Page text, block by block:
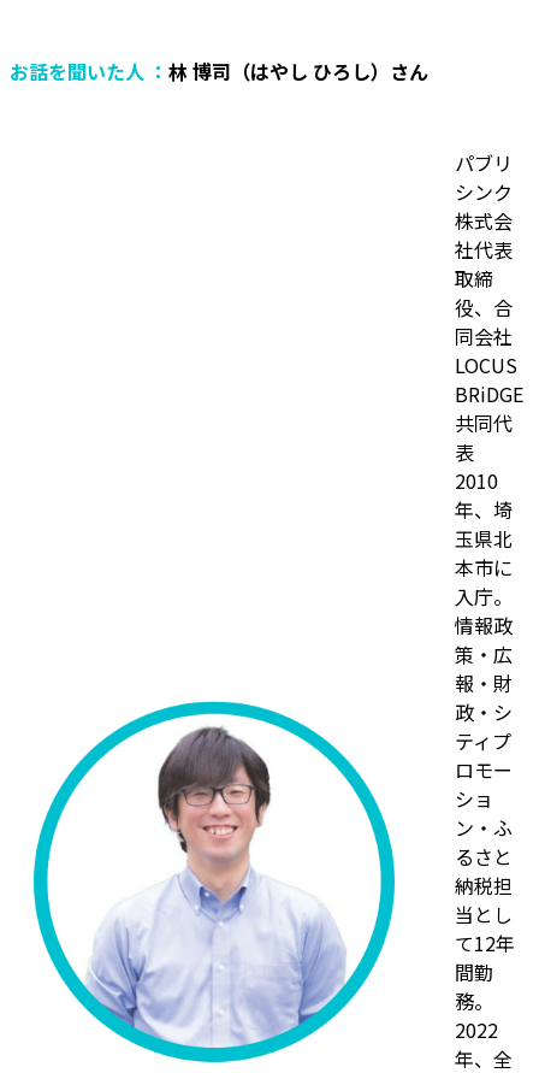
お話を聞いた人 ： 林 博司（はやし ひろし）さん
パブリ
シンク
株式会
社代表
取締
役、合
同会社
LOCUS
BRiDGE
共同代
表
2010
年、埼
玉県北
本市に
入庁。
情報政
策・広
報・財
政・シ
ティプ
ロモー
ショ
ン・ふ
るさと
納税担
当とし
て12年
間勤
務。
2022
年、全